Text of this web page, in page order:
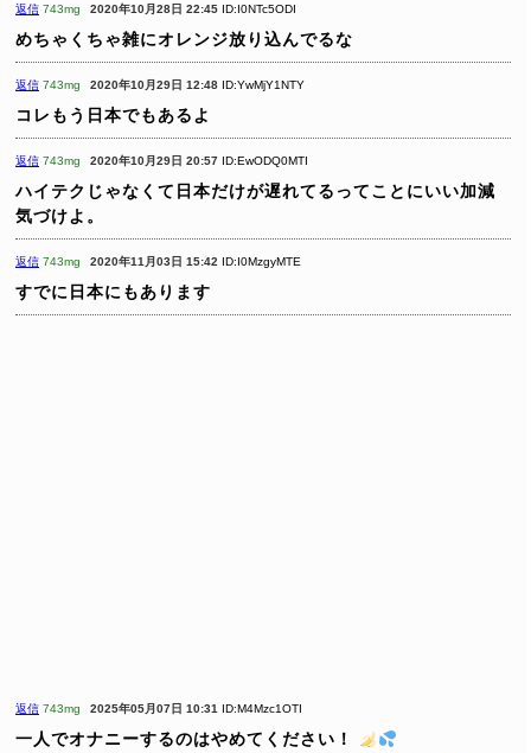
返信 743mg 2020年10月28日 22:45 ID:I0NTc5ODI
めちゃくちゃ雑にオレンジ放り込んでるな
返信 743mg 2020年10月29日 12:48 ID:YwMjY1NTY
コレもう日本でもあるよ
返信 743mg 2020年10月29日 20:57 ID:EwODQ0MTI
ハイテクじゃなくて日本だけが遅れてるってことにいい加減
気づけよ。
返信 743mg 2020年11月03日 15:42 ID:I0MzgyMTE
すでに日本にもあります
返信 743mg 2025年05月07日 10:31 ID:M4Mzc1OTI
一人でオナニーするのはやめてください！